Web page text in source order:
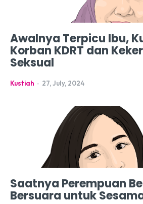
Awalnya Terpicu Ibu,
Korban KDRT dan
Seksual
Kustiah - 27, July, 2024
Saatnya Perempuan
Bersuara untuk